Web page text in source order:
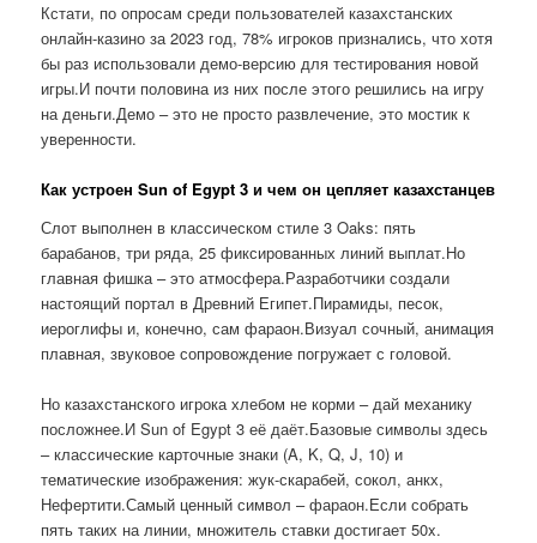
Кстати, по опросам среди пользователей казахстанских
онлайн-казино за 2023 год, 78% игроков признались, что хотя
бы раз использовали демо-версию для тестирования новой
игры.И почти половина из них после этого решились на игру
на деньги.Демо – это не просто развлечение, это мостик к
уверенности.
Как устроен Sun of Egypt 3 и чем он цепляет казахстанцев
Слот выполнен в классическом стиле 3 Oaks: пять
барабанов, три ряда, 25 фиксированных линий выплат.Но
главная фишка – это атмосфера.Разработчики создали
настоящий портал в Древний Египет.Пирамиды, песок,
иероглифы и, конечно, сам фараон.Визуал сочный, анимация
плавная, звуковое сопровождение погружает с головой.
Но казахстанского игрока хлебом не корми – дай механику
посложнее.И Sun of Egypt 3 её даёт.Базовые символы здесь
– классические карточные знаки (A, K, Q, J, 10) и
тематические изображения: жук-скарабей, сокол, анкх,
Нефертити.Самый ценный символ – фараон.Если собрать
пять таких на линии, множитель ставки достигает 50x.